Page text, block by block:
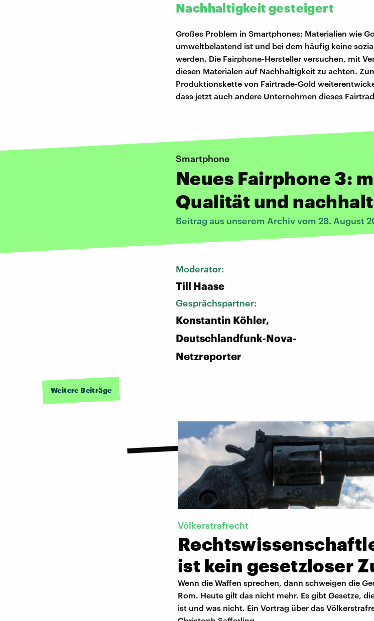
Nachhaltigkeit gesteigert
Großes Problem in Smartphones: Materialien wie
umweltbelastend ist und bei dem häufig keine
werden. Die Fairphone-Hersteller versuchen, mit
diesen Materialen auf Nachhaltigkeit zu achten.
Produktionskette von Fairtrade-Gold
dass jetzt auch andere Unternehmen dieses
Smartphone
Neues Fairphone 3:
Qualität und
Beitrag aus unserem Archiv vom 28. August
Moderator:
Till Haase
Gesprächspartner:
Konstantin Köhler,
Deutschlandfunk-Nova-
Netzreporter
Weitere Beiträge
Völkerstrafrecht
ist kein gesetzloser
Wenn die Waffen sprechen, dann schweigen die
Rom. Heute gilt das nicht mehr. Es gibt Gesetze,
ist und was nicht. Ein Vortrag über das